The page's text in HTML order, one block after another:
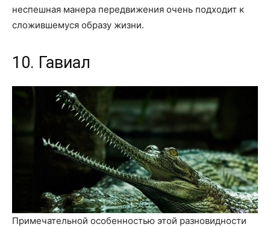
неспешная манера передвижения очень подходит к
сложившемуся образу жизни.
10. Гавиал
Примечательной особенностью этой разновидности